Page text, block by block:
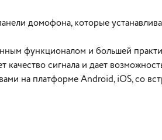
В корзину
домофона, которые
функционалом и большей
сигнала и дает
на платформе Android, iOS, со